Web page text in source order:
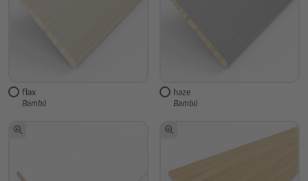
flax
Bambú
haze
Bambú